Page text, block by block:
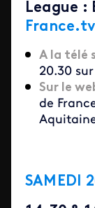
League :
France.tv
A la télé
20.30
Sur le
de
SAMEDI